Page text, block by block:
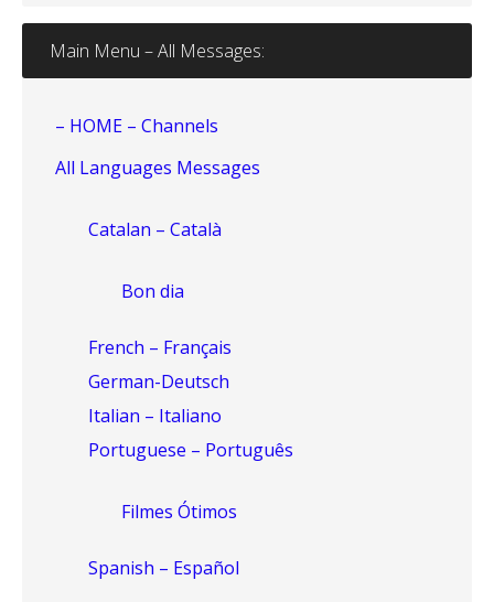
Main Menu – All Messages:
– HOME – Channels
All Languages Messages
Catalan – Català
Bon dia
French – Français
German-Deutsch
Italian – Italiano
Portuguese – Português
Filmes Ótimos
Spanish – Español